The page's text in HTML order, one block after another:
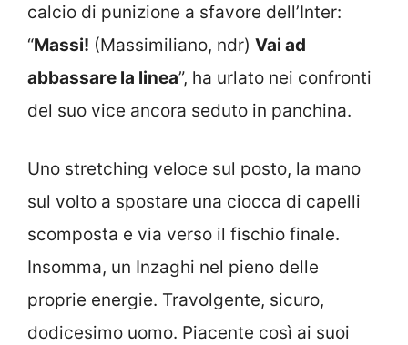
calcio di punizione a sfavore dell’Inter:
“Massi! (Massimiliano, ndr) Vai ad
abbassare la linea”, ha urlato nei confronti
del suo vice ancora seduto in panchina.
Uno stretching veloce sul posto, la mano
sul volto a spostare una ciocca di capelli
scomposta e via verso il fischio finale.
Insomma, un Inzaghi nel pieno delle
proprie energie. Travolgente, sicuro,
dodicesimo uomo. Piacente così ai suoi